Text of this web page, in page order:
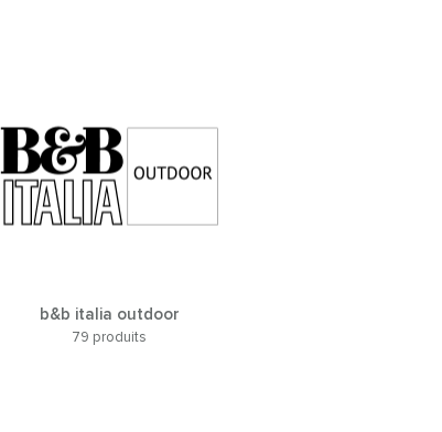
b&b italia outdoor
79 produits